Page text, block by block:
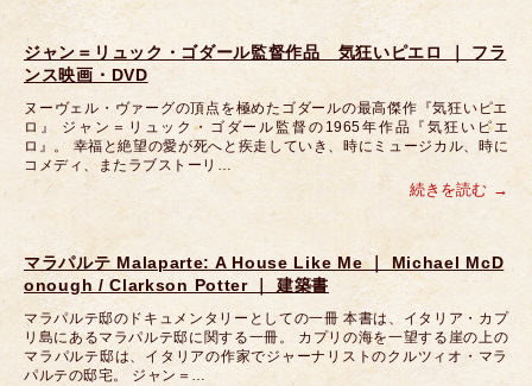
ジャン＝リュック・ゴダール監督作品 気狂いピエロ ｜ フラ
ンス映画・DVD
ヌーヴェル・ヴァーグの頂点を極めたゴダールの最高傑作『気狂いピエ
ロ』 ジャン＝リュック・ゴダール監督の1965年作品『気狂いピエ
ロ』。 幸福と絶望の愛が死へと疾走していき、時にミュージカル、時に
コメディ、またラブストーリ…
続きを読む
マラパルテ Malaparte: A House Like Me ｜ Michael McD
onough / Clarkson Potter ｜ 建築書
マラパルテ邸のドキュメンタリーとしての一冊 本書は、イタリア・カプ
リ島にあるマラパルテ邸に関する一冊。 カプリの海を一望する崖の上の
マラパルテ邸は、イタリアの作家でジャーナリストのクルツィオ・マラ
パルテの邸宅。 ジャン＝…